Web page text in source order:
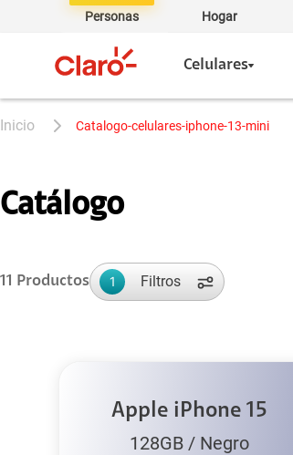
Personas Hogar
Celulares
catalogo-celulares-iphone-13-mini
Catálogo
11 Productos 1 Filtros
Apple iPhone 15
128GB / Negro